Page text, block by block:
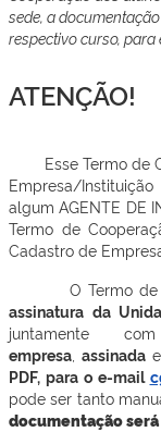
sede, a
respectivo curso, para
ATENÇÃO!
Esse Termo de
Empresa/
algum AGENTE DE
Termo de
Cadastro de
O Termo de
assinatura da
juntamente
empresa assinada e
PDF, para o e-mail
pode ser tanto
documentação